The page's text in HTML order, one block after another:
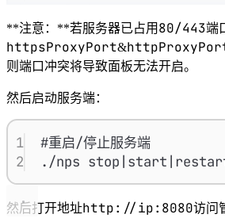
9
#ssl keyFile绝对路径
10
keyPath
11
#域名代理https代理监听端口
13
#域名代理http代理监听端口
14
httpProxyPort
15
#web api免验证IP地址
16
authip
17
#客户端与服务端连接方式
18
bridgeType
**注意：**若服务器已占用 80/443端
httpsProxyPort&
则端口冲突将导致面板无法开启。
然后启动服务端：
1
#重启/停止服务端
2
./nps
然后打开地址http://ip:8080访问